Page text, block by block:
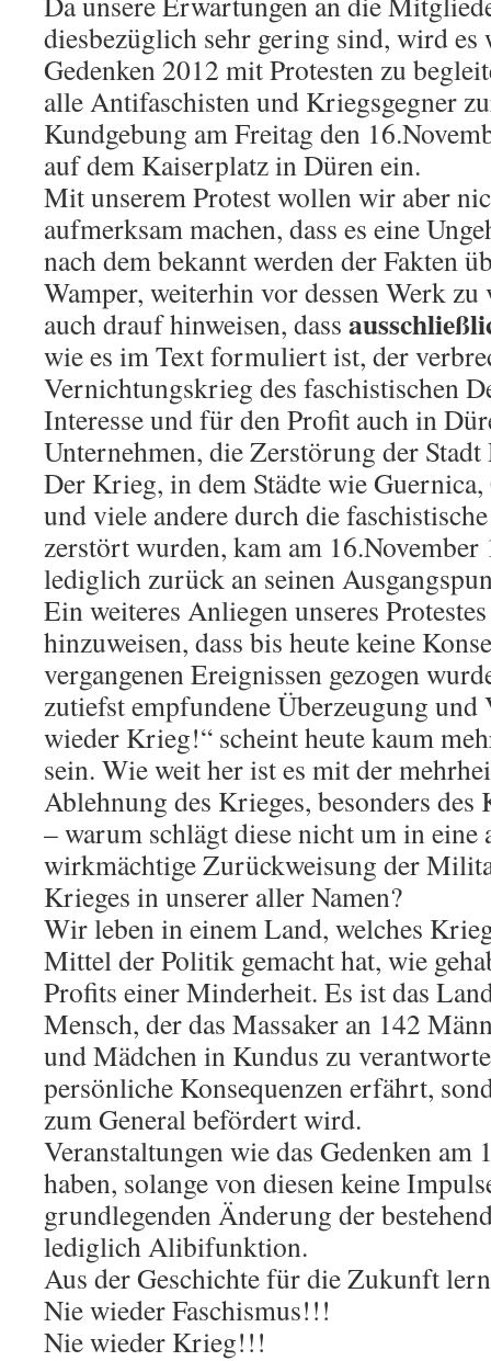
diesbezüglich sehr gering sind, wird es
Gedenken 2012 mit Protesten zu
alle Antifaschisten und Kriegsgegner
Kundgebung am Freitag den
auf dem Kaiserplatz in Düren ein.
Mit unserem Protest wollen wir aber
aufmerksam machen, dass es eine
nach dem bekannt werden der Fakten
Wamper, weiterhin vor dessen Werk
auch drauf hinweisen, dass
wie es im Text formuliert ist, der
Vernichtungskrieg des faschistischen
Interesse und für den Profit auch in
Unternehmen, die Zerstörung der
Der Krieg, in dem Städte wie
und viele andere durch die
zerstört wurden, kam am
lediglich zurück an seinen
Ein weiteres Anliegen unseres
hinzuweisen, dass bis heute keine
vergangenen Ereignissen gezogen
zutiefst empfundene Überzeugung
wieder Krieg!“ scheint heute kaum
sein. Wie weit her ist es mit der
Ablehnung des Krieges, besonders
– warum schlägt diese nicht um in
wirkmächtige Zurückweisung der
Krieges in unserer aller Namen?
Wir leben in einem Land, welches
Mittel der Politik gemacht hat, wie
Profits einer Minderheit. Es ist das
Mensch, der das Massaker an 142
und Mädchen in Kundus zu
persönliche Konsequenzen erfährt,
zum General befördert wird.
Veranstaltungen wie das Gedenken am
haben, solange von diesen keine
grundlegenden Änderung der
lediglich Alibifunktion.
Aus der Geschichte für die Zukunft
Nie wieder Faschismus!!!
Nie wieder Krieg!!!